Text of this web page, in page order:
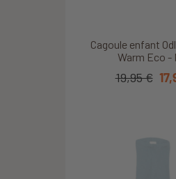
Cagoule enfant
Warm Eco -
19,95 €